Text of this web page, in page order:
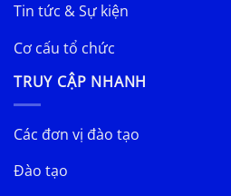
Tin tức & Sự kiện
Cơ cấu tổ chức
TRUY CẬP NHANH
Các đơn vị đào tạo
Đào tạo